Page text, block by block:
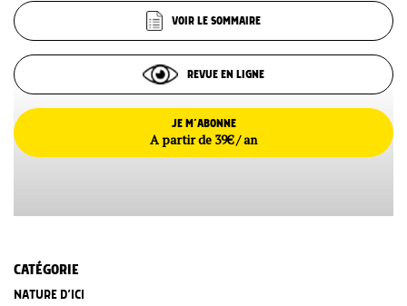
VOIR LE SOMMAIRE
REVUE EN LIGNE
JE M’ABONNE
A partir de 39€ / an
CATÉGORIE
NATURE D’ICI